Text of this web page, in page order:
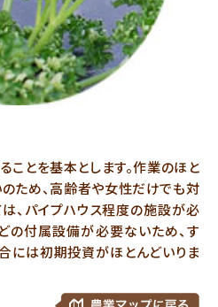
とを基本とします。作業のほと
ため、高齢者や女性だけでも対
は、パイプハウス程度の施設が必
の付属設備が必要ないため、す
には初期投資がほとんどいりま